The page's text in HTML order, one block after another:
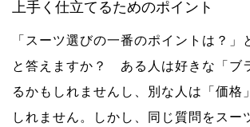
上手く仕立てるためのポイント
「スーツ選びの一番のポイントは？」
と答えますか？ ある人は好きな「ブ
るかもしれませんし、別な人は「価格
しれません。しかし、同じ質問をスー